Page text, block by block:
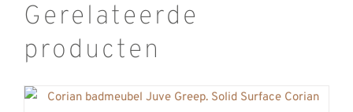
Gerelateerde
producten